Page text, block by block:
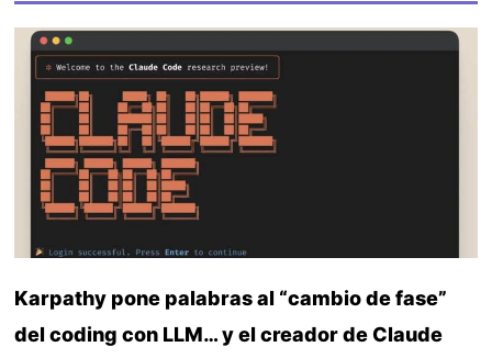
Karpathy pone palabras al “cambio de fase”
del coding con LLM… y el creador de Claude